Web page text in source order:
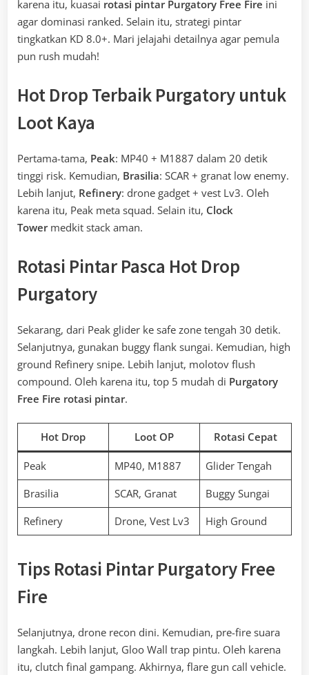
karena itu, kuasai rotasi pintar Purgatory Free Fire ini
agar dominasi ranked. Selain itu, strategi pintar
tingkatkan KD 8.0+. Mari jelajahi detailnya agar pemula
pun rush mudah!
Hot Drop Terbaik Purgatory untuk
Loot Kaya
Pertama-tama, Peak: MP40 + M1887 dalam 20 detik
tinggi risk. Kemudian, Brasilia: SCAR + granat low enemy.
Lebih lanjut, Refinery: drone gadget + vest Lv3. Oleh
karena itu, Peak meta squad. Selain itu, Clock
Towermedkit stack aman.
Rotasi Pintar Pasca Hot Drop
Purgatory
Sekarang, dari Peak glider ke safe zone tengah 30 detik.
Selanjutnya, gunakan buggy flank sungai. Kemudian, high
ground Refinery snipe. Lebih lanjut, molotov flush
compound. Oleh karena itu, top 5 mudah di Purgatory
Free Fire rotasi pintar.
Hot Drop Loot OP Rotasi Cepat
Peak MP40, M1887
Glider Tengah
Brasilia
SCAR, Granat
Buggy Sungai
Refinery
Drone, Vest Lv3 High Ground
Tips Rotasi Pintar Purgatory Free
Fire
Selanjutnya, drone recon dini. Kemudian, pre-fire suara
langkah. Lebih lanjut, Gloo Wall trap pintu. Oleh karena
itu, clutch final gampang. Akhirnya, flare gun call vehicle.